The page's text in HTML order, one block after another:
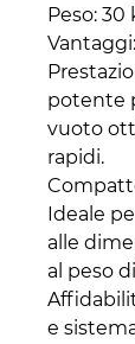
Peso: 30
Vantaggi:
potente
vuoto
rapidi.
Ideale
alle
al peso
e